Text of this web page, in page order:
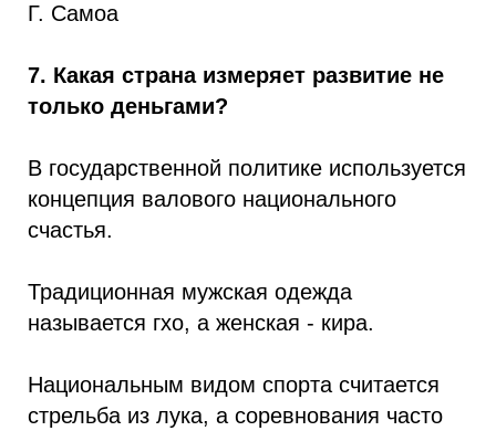
Г. Самоа
7. Какая страна измеряет развитие не
только деньгами?
В государственной политике используется
концепция валового национального
счастья.
Традиционная мужская одежда
называется гхо, а женская - кира.
Национальным видом спорта считается
стрельба из лука, а соревнования часто